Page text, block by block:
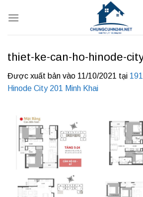
qua
thiet-ke-can-ho-hinode-
Được xuất bản vào 11/10/2021 tại
Hinode City 201 Minh Khai